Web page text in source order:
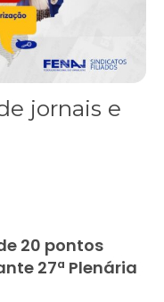
jornais e
20 pontos
27ª Plenária